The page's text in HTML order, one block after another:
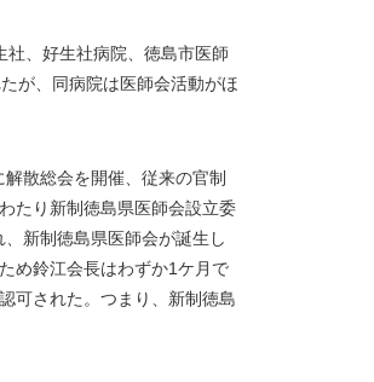
、好生社病院、徳島市医師
が、同病院は医師会活動がほ
散総会を開催、従来の官制
たり新制徳島県医師会設立委
新制徳島県医師会が誕生し
め鈴江会長はわずか1ケ月で
可された。つまり、新制徳島